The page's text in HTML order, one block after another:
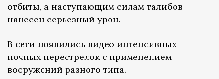
отбиты, а наступающим силам талибов
нанесен серьезный урон.
В сети появились видео интенсивных
ночных перестрелок с применением
вооружений разного типа.